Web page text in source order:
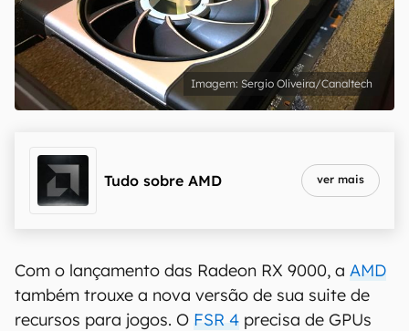
Sergio Oliveira/Canaltech
Tudo sobre AMD ver mais
Com o lançamento das Radeon RX 9000, a AMD
também trouxe a nova versão de sua suite de
recursos para jogos. O FSR 4 precisa de GPUs